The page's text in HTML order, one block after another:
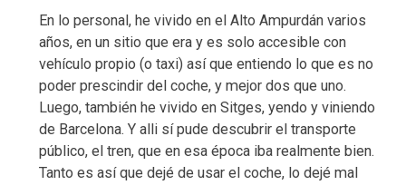
En lo personal, he vivido en el Alto Ampurdán varios
años, en un sitio que era y es solo accesible con
vehículo propio (o taxi) así que entiendo lo que es no
poder prescindir del coche, y mejor dos que uno.
Luego, también he vivido en Sitges, yendo y viniendo
de Barcelona. Y alli sí pude descubrir el transporte
público, el tren, que en esa época iba realmente bien.
Tanto es así que dejé de usar el coche, lo dejé mal